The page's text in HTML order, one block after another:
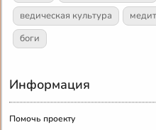
ведическая культура
боги
Информация
Помочь проекту